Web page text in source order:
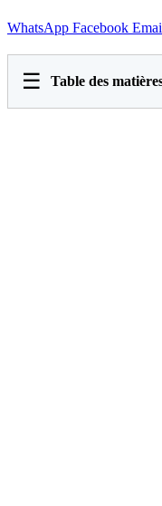
WhatsApp Facebook
☰ Table des